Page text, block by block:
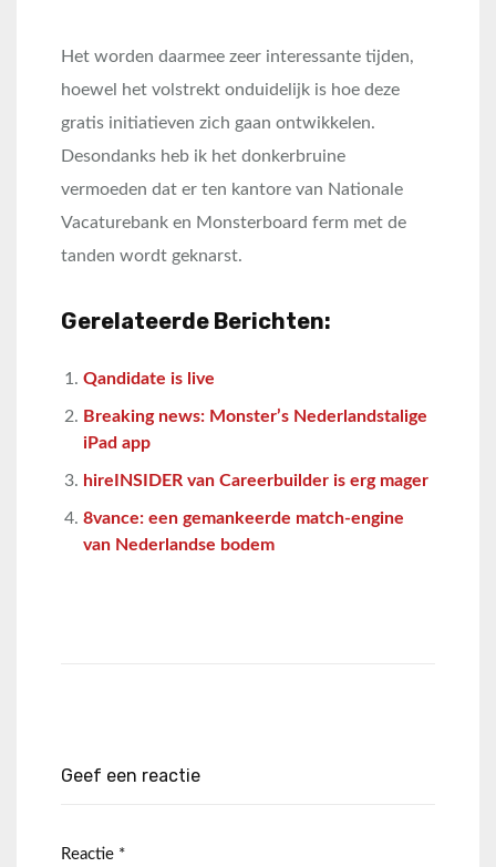
Het worden daarmee zeer interessante tijden,
hoewel het volstrekt onduidelijk is hoe deze
gratis initiatieven zich gaan ontwikkelen.
Desondanks heb ik het donkerbruine
vermoeden dat er ten kantore van Nationale
Vacaturebank en Monsterboard ferm met de
tanden wordt geknarst.
Gerelateerde Berichten:
Qandidate is live
Breaking news: Monster’s Nederlandstalige
iPad app
hireINSIDER van Careerbuilder is erg mager
8vance: een gemankeerde match-engine
van Nederlandse bodem
Geef een reactie
Reactie *